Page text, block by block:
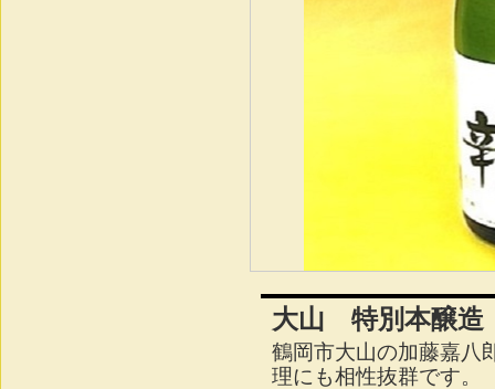
大山 特別本醸造
鶴岡市大山の加藤嘉八
理にも相性抜群です。